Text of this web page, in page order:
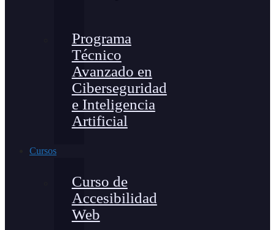
Programa
Técnico
Avanzado en
Ciberseguridad
e Inteligencia
Artificial
Cursos
Curso de
Accesibilidad
Web